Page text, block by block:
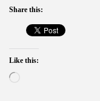
Share this:
Like this: